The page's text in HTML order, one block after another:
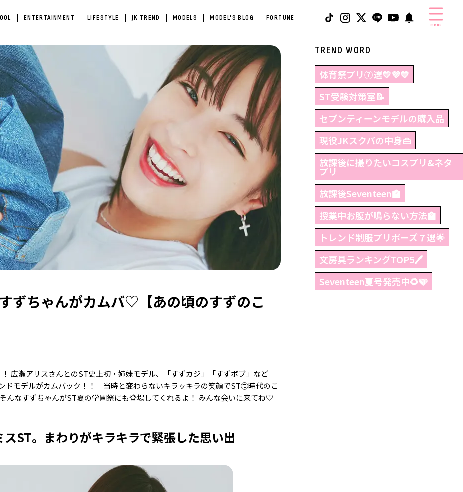
ENTERTAINMENT LIFESTYLE JK TREND MODELS MODEL'S BLOG FORTUNE
menu
ずちゃんがカムバ♡【あの頃のすずのこ
広瀬アリスさんとのST史上初・姉妹モデル、「すずカジ」「すずボブ」など
ドモデルがカムバック！！ 当時と変わらないキラッキラの笑顔でST㋲時代のこ
んなすずちゃんがST夏の学園祭にも登場してくれるよ！ みんな会いに来てね♡
ST。まわりがキラキラで緊張した思い出
TREND WORD
体育祭プリ⑦選💛💜💙
ST受験対策室📝
セブンティーンモデルの購入品
現役JKスクバの中身👜
放課後に撮りたいコスプリ&ネタ
プリ
放課後Seventeen🏫
授業中お腹が鳴らない方法🏫
トレンド制服プリポーズ７選🌟
文房具ランキングTOP5🖊
Seventeen夏号発売中🌻🩵